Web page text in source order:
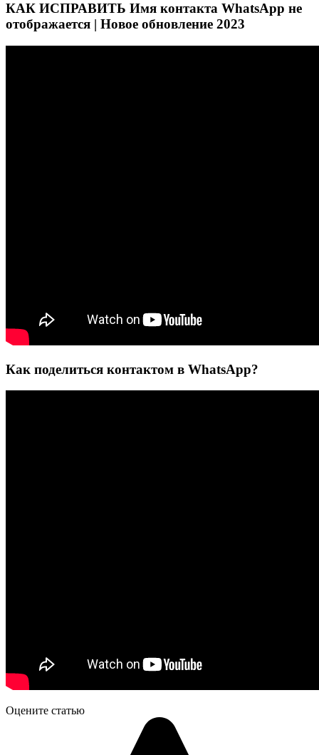
КАК ИСПРАВИТЬ Имя контакта WhatsApp не
отображается | Новое обновление 2023
Как поделиться контактом в WhatsApp?
Оцените статью